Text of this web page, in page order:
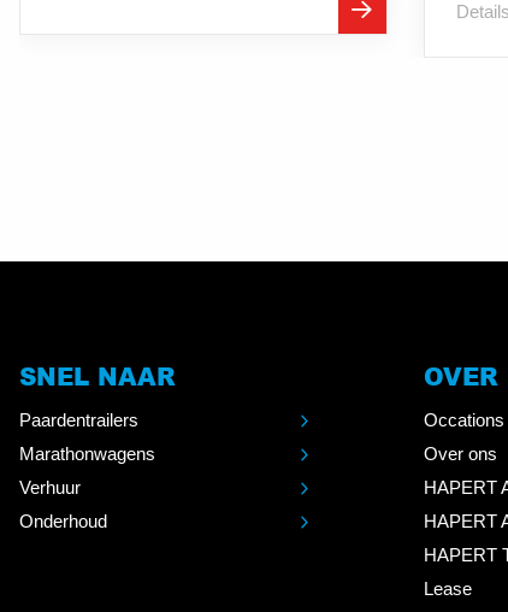
SNEL NAAR
Paardentrailers
Marathonwagens
Verhuur
Onderhoud
OVER
Occations
Over ons
HAPERT
HAPERT
HAPERT
Lease